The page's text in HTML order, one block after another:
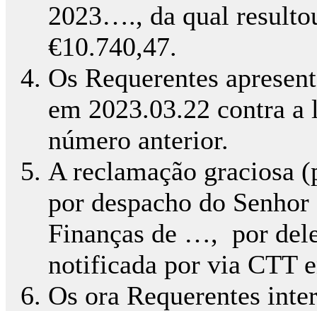
2023…., da qual
€10.740,47.
Os Requerentes
em 2023.03.22 contra
número anterior.
A reclamação graciosa
por despacho do
Finanças de …, por
notificada por via CTT
Os ora Requerentes